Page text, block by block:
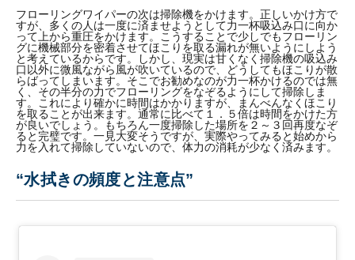
フローリングワイパーの次は掃除機をかけます。正しいかけ方で
すが、多くの人は一度に済ませようとして力一杯吸込み口に向か
って上から重圧をかけます。こうすることで少しでもフローリン
グに機械部分を密着させてほこりを取る漏れが無いようにしよう
と考えているからです。しかし、現実は甘くなく掃除機の吸込み
口以外に微風ながら風が吹いているので、どうしてもほこりが散
らばってしまいます。そこでお勧めなのが力一杯かけるのでは無
く、その半分の力でフローリングをなぞるようにして掃除しま
す。これにより確かに時間はかかりますが、まんべんなくほこり
を取ることが出来ます。通常に比べて１．５倍は時間をかけた方
が良いでしょう。もちろん一度掃除した場所を２～３回再度なぞ
ると完璧です。一見大変そうですが、実際やってみると始めから
力を入れて掃除していないので、体力の消耗が少なく済みます。
“水拭きの頻度と注意点”